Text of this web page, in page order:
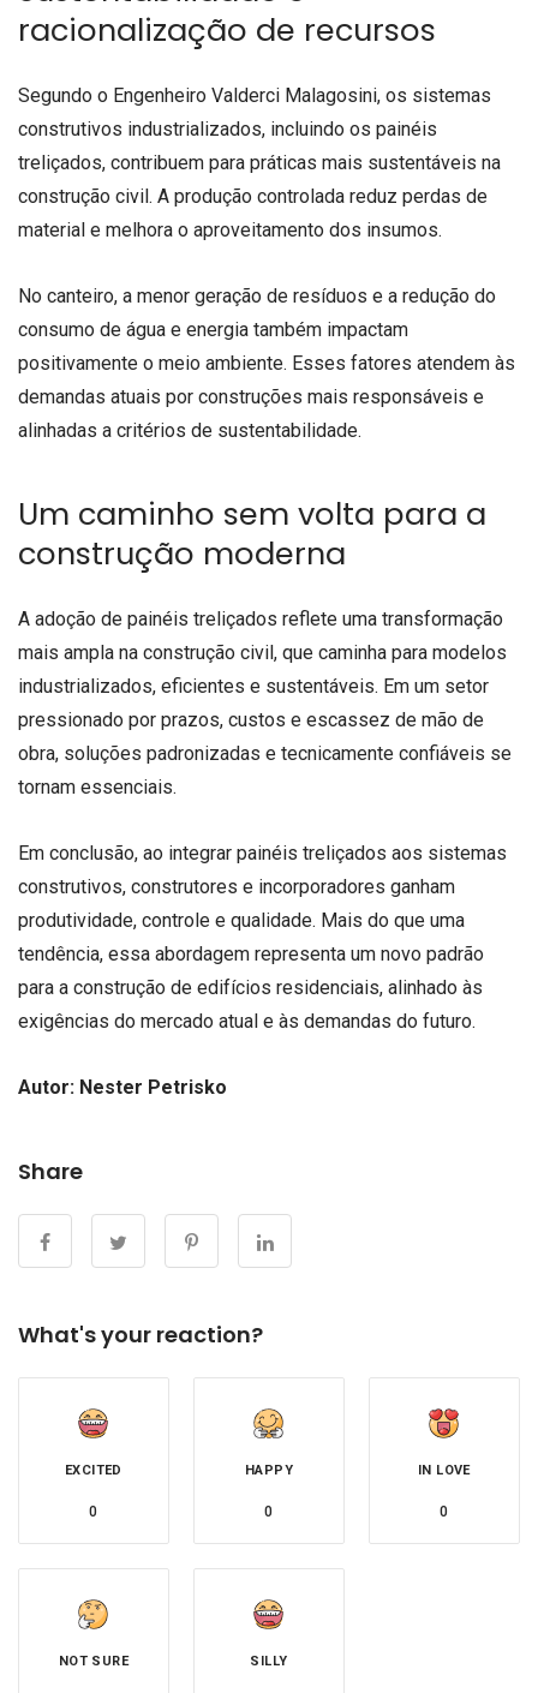
racionalização de recursos
Segundo o Engenheiro Valderci Malagosini, os sistemas
construtivos industrializados, incluindo os painéis
treliçados, contribuem para práticas mais sustentáveis na
construção civil. A produção controlada reduz perdas de
material e melhora o aproveitamento dos insumos.
No canteiro, a menor geração de resíduos e a redução do
consumo de água e energia também impactam
positivamente o meio ambiente. Esses fatores atendem às
demandas atuais por construções mais responsáveis e
alinhadas a critérios de sustentabilidade.
Um caminho sem volta para a
construção moderna
A adoção de painéis treliçados reflete uma transformação
mais ampla na construção civil, que caminha para modelos
industrializados, eficientes e sustentáveis. Em um setor
pressionado por prazos, custos e escassez de mão de
obra, soluções padronizadas e tecnicamente confiáveis se
tornam essenciais.
Em conclusão, ao integrar painéis treliçados aos sistemas
construtivos, construtores e incorporadores ganham
produtividade, controle e qualidade. Mais do que uma
tendência, essa abordagem representa um novo padrão
para a construção de edifícios residenciais, alinhado às
exigências do mercado atual e às demandas do futuro.
Autor: Nester Petrisko
Share
What's your reaction?
EXCITED
0
HAPPY
0
IN LOVE
0
NOT SURE SILLY